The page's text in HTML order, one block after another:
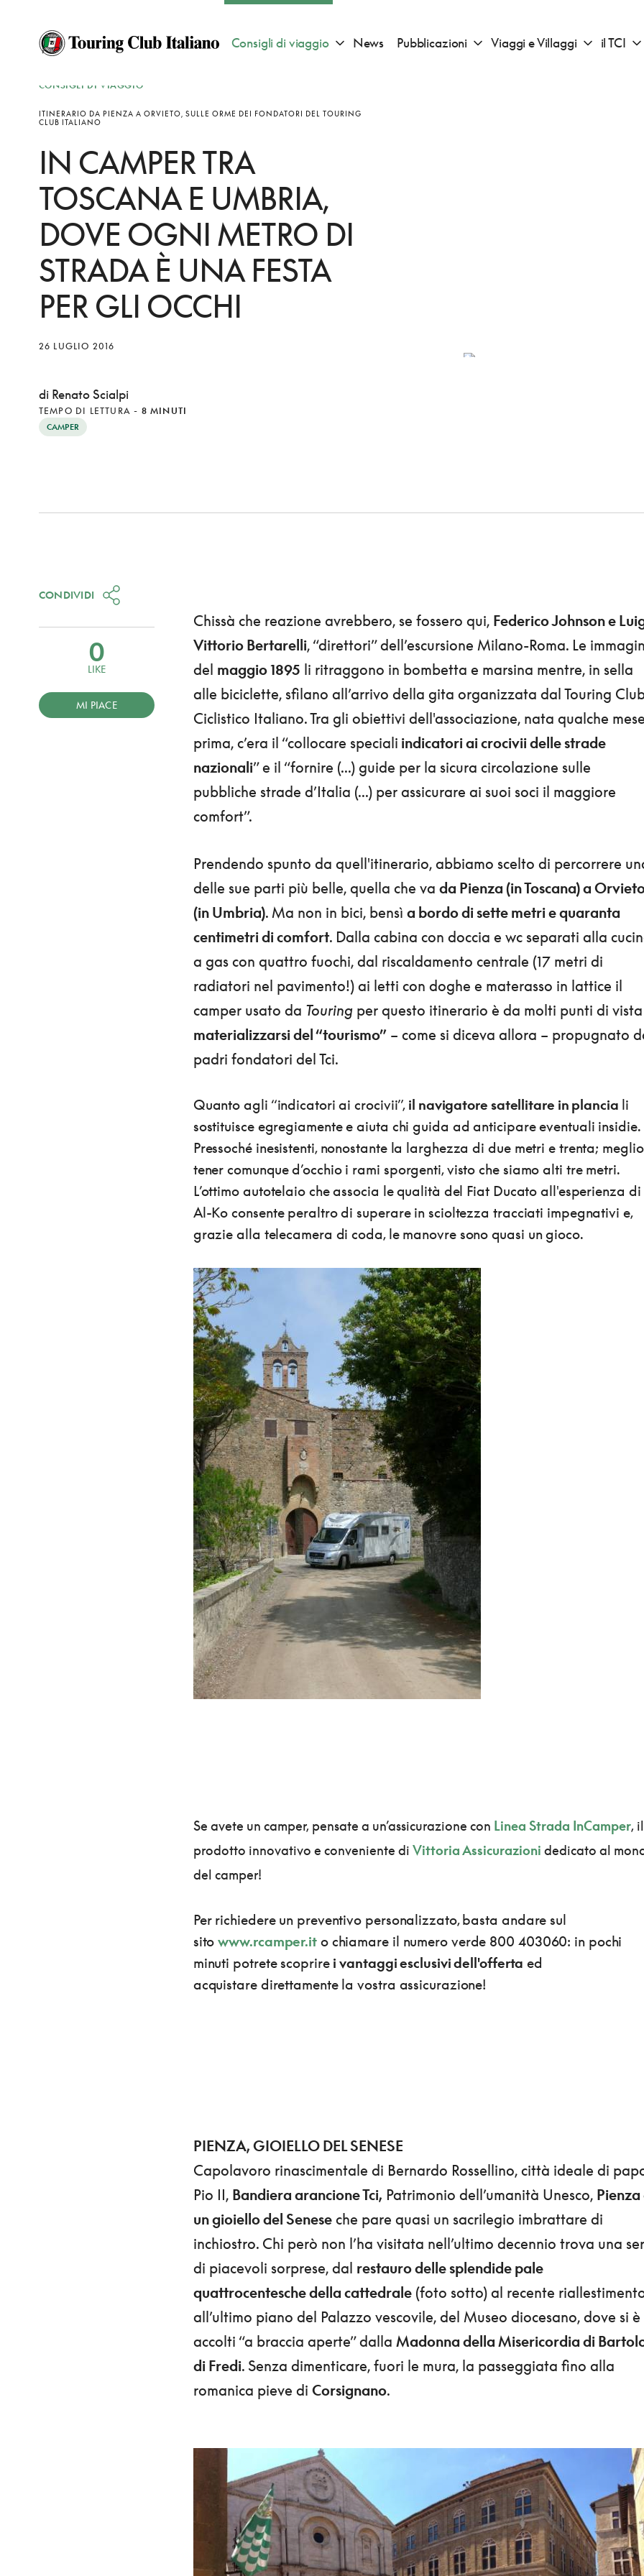
Consigli di viaggio Apri sotto menu "Consigli di viaggio"
News Pubblicazioni Apri sotto menu "Pubblicazioni"
Viaggi e Villaggi Apri sotto
il TCI
CONSIGLI DI VIAGGIO
ITINERARIO DA PIENZA A ORVIETO, SULLE ORME DEI FONDATORI DEL TOURING
CLUB ITALIANO
IN CAMPER TRA
TOSCANA E UMBRIA,
DOVE OGNI METRO DI
STRADA È UNA FESTA
PER GLI OCCHI
26 LUGLIO 2016
di Renato Scialpi
TEMPO DI LETTURA - 8 MINUTI
CAMPER
Chissà che reazione avrebbero, se fossero qui, Federico Johnson e
Vittorio Bertarelli, “direttori” dell’escursione Milano-Roma. Le
del maggio 1895 li ritraggono in bombetta e marsina mentre, in sella
alle biciclette, sfilano all’arrivo della gita organizzata dal Touring
Ciclistico Italiano. Tra gli obiettivi dell'associazione, nata qualche
prima, c’era il “collocare speciali indicatori ai crocivii delle strade
nazionali” e il “fornire (...) guide per la sicura circolazione sulle
pubbliche strade d’Italia (...) per assicurare ai suoi soci il maggiore
comfort”.
Prendendo spunto da quell'itinerario, abbiamo scelto di percorrere
delle sue parti più belle, quella che va da Pienza (in Toscana) a
(in Umbria). Ma non in bici, bensì a bordo di sette metri e quaranta
centimetri di comfort. Dalla cabina con doccia e wc separati alla
a gas con quattro fuochi, dal riscaldamento centrale (17 metri di
radiatori nel pavimento!) ai letti con doghe e materasso in lattice il
camper usato da Touringper questo itinerario è da molti punti di
materializzarsi del “tourismo”– come si diceva allora – propugnato
padri fondatori del Tci.
Quanto agli “indicatori ai crocivii”, il navigatore satellitare in plancia li
sostituisce egregiamente e aiuta chi guida ad anticipare eventuali insidie.
Pressoché inesistenti, nonostante la larghezza di due metri e trenta; meglio
tener comunque d’occhio i rami sporgenti, visto che siamo alti tre metri.
L’ottimo autotelaio che associa le qualità del Fiat Ducato all'esperienza di
Al-Ko consente peraltro di superare in scioltezza tracciati impegnativi e,
grazie alla telecamera di coda, le manovre sono quasi un gioco.
Se avete un camper, pensate a un’assicurazione con Linea Strada InCamper, il
prodotto innovativo e conveniente di Vittoria Assicurazioni dedicato al
del camper!
Per richiedere un preventivo personalizzato, basta andare sul
sitowww.rcamper.ito chiamare il numero verde 800 403060: in pochi
minuti potrete scoprire i vantaggi esclusivi dell'offerta ed
acquistare direttamente la vostra assicurazione!
PIENZA, GIOIELLO DEL SENESE
Capolavoro rinascimentale di Bernardo Rossellino, città ideale di
Pio II, Bandiera arancione Tci, Patrimonio dell’umanità Unesco, Pienza
un gioiello del Seneseche pare quasi un sacrilegio imbrattare di
inchiostro. Chi però non l’ha visitata nel­l’ultimo decennio trova una
di piacevoli sorprese, dal restauro delle splendide pale
quattrocentesche della cattedrale(foto sotto) al recente
all’ultimo piano del Palazzo vescovile, del Museo diocesano, dove si è
accolti “a braccia aperte” dalla Madonna della Misericordia di
di Fredi. Senza dimenticare, fuori le mura, la passeggiata fino alla
romanica pieve di Corsignano.
CONDIVIDI
0
LIKE
MI PIACE